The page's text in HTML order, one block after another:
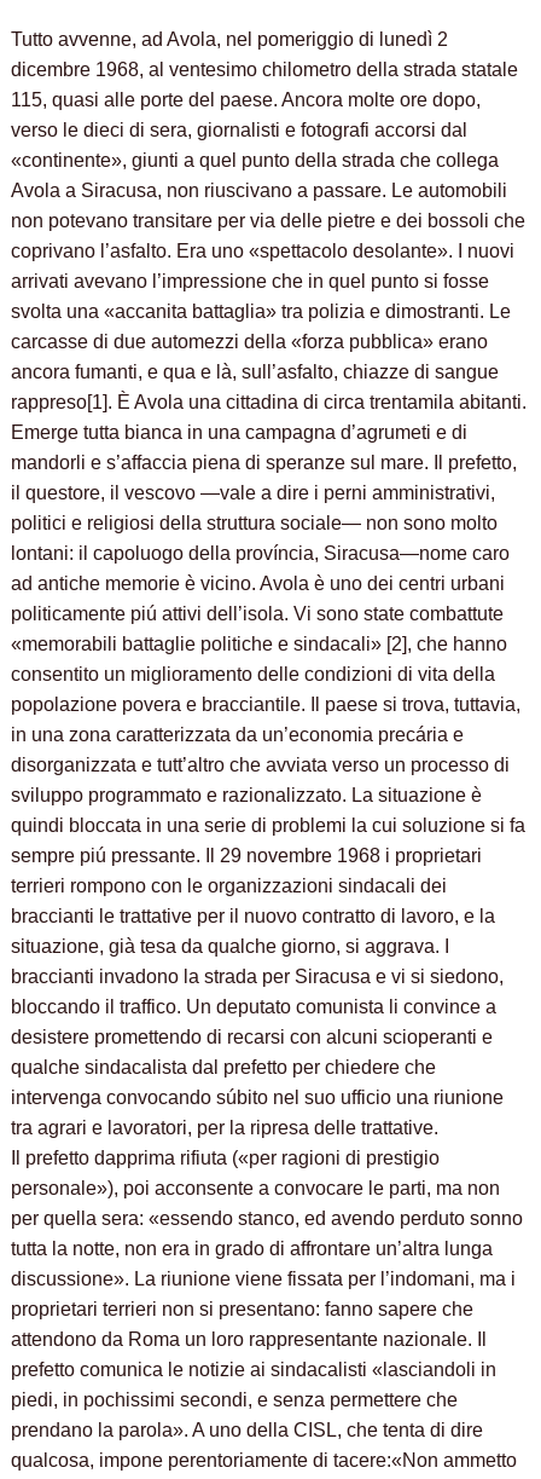
Tutto avvenne, ad Avola, nel pomeriggio di lunedì 2
dicembre 1968, al ventesimo chilometro della strada statale
115, quasi alle porte del paese. Ancora molte ore dopo,
verso le dieci di sera, giornalisti e fotografi accorsi dal
«continente», giunti a quel punto della strada che collega
Avola a Siracusa, non riuscivano a passare. Le automobili
non potevano transitare per via delle pietre e dei bossoli che
coprivano l’asfalto. Era uno «spettacolo desolante». I nuovi
arrivati avevano l’impressione che in quel punto si fosse
svolta una «accanita battaglia» tra polizia e dimostranti. Le
carcasse di due automezzi della «forza pubblica» erano
ancora fumanti, e qua e là, sull’asfalto, chiazze di sangue
rappreso[1]. È Avola una cittadina di circa trentamila abitanti.
Emerge tutta bianca in una campagna d’agrumeti e di
mandorli e s’affaccia piena di speranze sul mare. Il prefetto,
il questore, il vescovo —vale a dire i perni amministrativi,
politici e religiosi della struttura sociale— non sono molto
lontani: il capoluogo della província, Siracusa—nome caro
ad antiche memorie è vicino. Avola è uno dei centri urbani
politicamente piú attivi dell’isola. Vi sono state combattute
«memorabili battaglie politiche e sindacali» [2], che hanno
consentito un miglioramento delle condizioni di vita della
popolazione povera e bracciantile. Il paese si trova, tuttavia,
in una zona caratterizzata da un’economia precária e
disorganizzata e tutt’altro che avviata verso un processo di
sviluppo programmato e razionalizzato. La situazione è
quindi bloccata in una serie di problemi la cui soluzione si fa
sempre piú pressante. Il 29 novembre 1968 i proprietari
terrieri rompono con le organizzazioni sindacali dei
braccianti le trattative per il nuovo contratto di lavoro, e la
situazione, già tesa da qualche giorno, si aggrava. I
braccianti invadono la strada per Siracusa e vi si siedono,
bloccando il traffico. Un deputato comunista li convince a
desistere promettendo di recarsi con alcuni scioperanti e
qualche sindacalista dal prefetto per chiedere che
intervenga convocando súbito nel suo ufficio una riunione
tra agrari e lavoratori, per la ripresa delle trattative.
Il prefetto dapprima rifiuta («per ragioni di prestigio
personale»), poi acconsente a convocare le parti, ma non
per quella sera: «essendo stanco, ed avendo perduto sonno
tutta la notte, non era in grado di affrontare un’altra lunga
discussione». La riunione viene fissata per l’indomani, ma i
proprietari terrieri non si presentano: fanno sapere che
attendono da Roma un loro rappresentante nazionale. Il
prefetto comunica le notizie ai sindacalisti «lasciandoli in
piedi, in pochissimi secondi, e senza permettere che
prendano la parola». A uno della CISL, che tenta di dire
qualcosa, impone perentoriamente di tacere:«Non ammetto